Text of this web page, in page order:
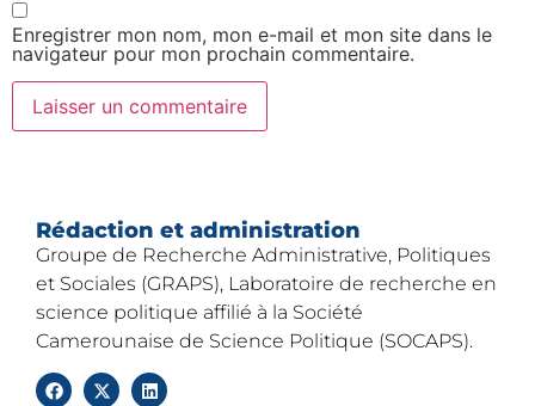
Enregistrer mon nom, mon e-mail et mon site dans le
navigateur pour mon prochain commentaire.
Rédaction et administration
Groupe de Recherche Administrative, Politiques
et Sociales (GRAPS), Laboratoire de recherche en
science politique affilié à la Société
Camerounaise de Science Politique (SOCAPS).